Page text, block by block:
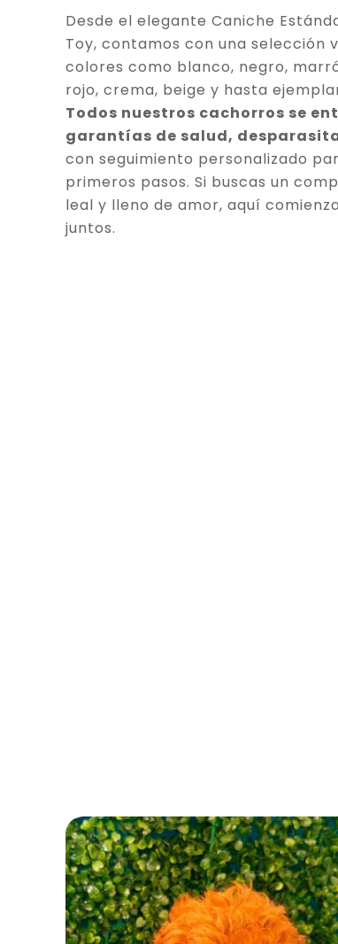
Desde el elegante Caniche
Toy, contamos con una selección
colores como blanco, negro,
rojo, crema, beige y hasta
Todos nuestros cachorros se
garantías de salud,
con seguimiento personalizado
primeros pasos. Si buscas un
leal y lleno de amor, aquí
juntos.